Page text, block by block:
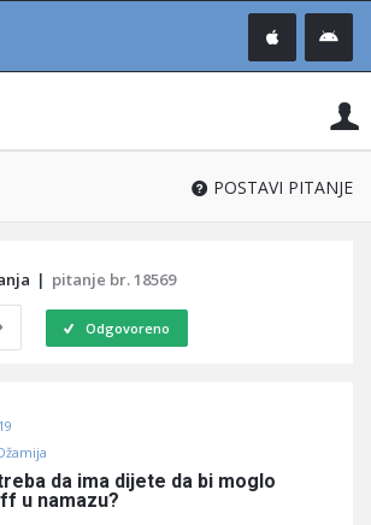
®
POSTAVI PITANJE
| pitanje br. 18569
Odgovoreno
da ima dijete da bi moglo
u namazu?